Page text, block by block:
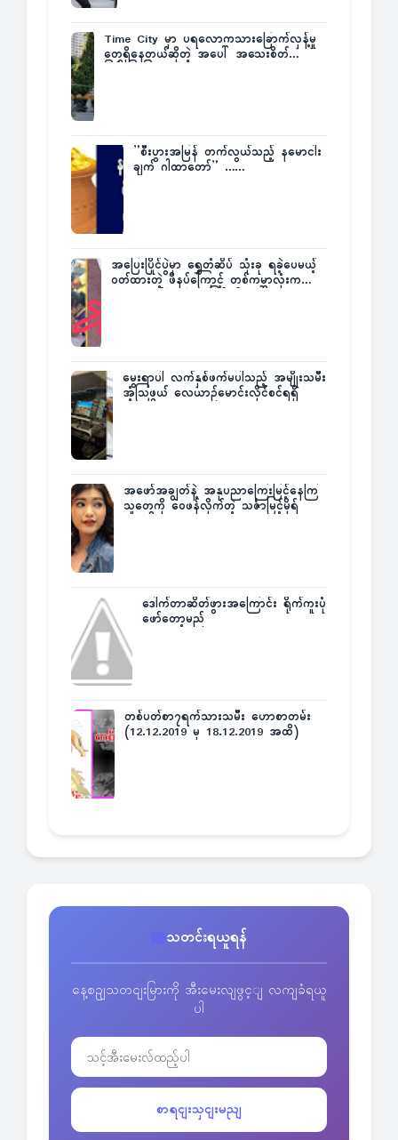
Time City မှာ ပရလောကသားခြောက်လှန့်မှု
တွေရှိနေတယ်ဆိုတဲ့ အပေါ် အသေးစိတ်
”စီးပွားအမြန် တက်လွယ်သည့် နမောငါး
ချက် ဂါထာတော်” ……
အပြေးပြိုင်ပွဲမှာ ရွှေတံဆိပ် သုံးခု ရခဲ့ပေမယ့်
ဝတ်ထားတဲ့ ဖိနပ်ကြောင့် တစ်ကမ္ဘာလုံးက
မွေးရာပါ လက်နှစ်ဖက်မပါသည့် အမျိုးသမီး
အံ့သြဖွယ် လေယာဉ်မောင်းလိုင်စင်ရရှိ
အဖော်အချွတ်နဲ့ အနုပညာကြေးမြင့်နေကြ
သူတွေကို ဝေဖန်လိုက်တဲ့ သင်္ဇာမြင့်မိုရ်
ဒေါက်တာဆိတ်ဖွားအကြောင်း ရိုက်ကူးပုံ
ဖော်တော့မည်
တစ်ပတ်စာ၇ရက်သားသမီး ဟောစာတမ်း
(12.12.2019 မှ 18.12.2019 အထိ)
သတင်းရယူရန်
နေ့စဥျသတငျးမြားကို အီးမေးလျဖွင့ျ လကျခံရယူ
ပါ
စာရငျးသှငျးမညျ